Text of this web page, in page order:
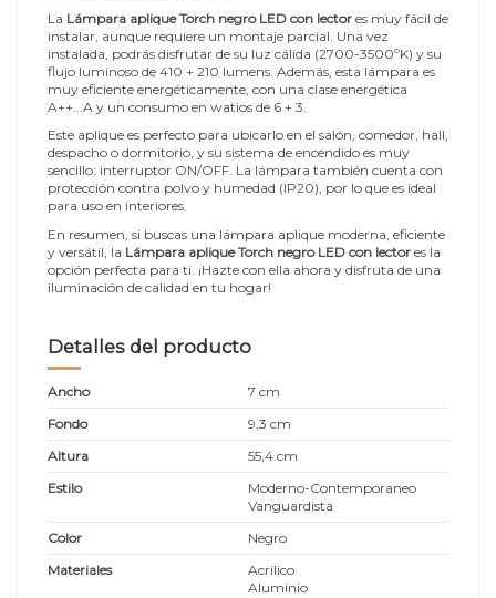
La Lámpara aplique Torch negro LED con lector es muy fácil de
instalar, aunque requiere un montaje parcial. Una vez
instalada, podrás disfrutar de su luz cálida (2700-3500ºK) y su
flujo luminoso de 410 + 210 lumens. Además, esta lámpara es
muy eficiente energéticamente, con una clase energética
A++...A y un consumo en watios de 6 + 3.
Este aplique es perfecto para ubicarlo en el salón, comedor, hall,
despacho o dormitorio, y su sistema de encendido es muy
sencillo: interruptor ON/OFF. La lámpara también cuenta con
protección contra polvo y humedad (IP20), por lo que es ideal
para uso en interiores.
En resumen, si buscas una lámpara aplique moderna, eficiente
y versátil, la Lámpara aplique Torch negro LED con lector es la
opción perfecta para ti. ¡Hazte con ella ahora y disfruta de una
iluminación de calidad en tu hogar!
Detalles del producto
Ancho
7 cm
Fondo
9,3 cm
Altura
55,4 cm
Estilo
Moderno-Contemporaneo
Vanguardista
Color
Negro
Materiales
Acrílico
Aluminio